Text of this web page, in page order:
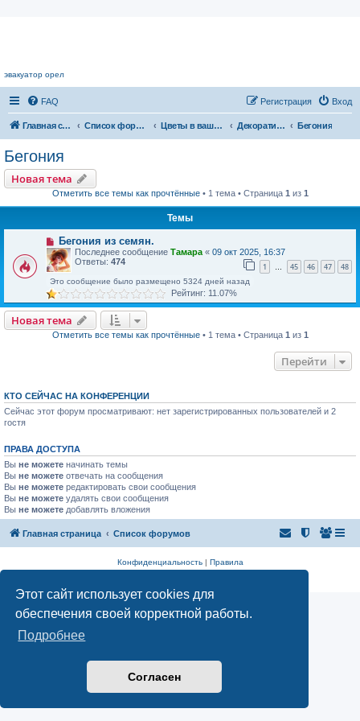
Этот сайт использует cookies для
обеспечения своей корректной работы.
Подробнее
Согласен
эвакуатор орел
FAQ Вход
Регистрация
Главная страница Список форумов Цветы в вашем доме Декоративноцветущие растения Бегония
Бегония
Новая тема
Отметить все темы как прочтённые• 1 тема • Страница 1 из 1
Темы
Бегония из семян.
Последнее сообщение Тамара « 09 окт 2025, 16:37
Ответы: 474 1 … 45 46 47 48
Это сообщение было размещено 5324 дней назад
Рейтинг: 11.07%
Новая тема
Отметить все темы как прочтённые• 1 тема • Страница 1 из 1
Перейти
КТО СЕЙЧАС НА КОНФЕРЕНЦИИ
Сейчас этот форум просматривают: нет зарегистрированных пользователей и 2
гостя
ПРАВА ДОСТУПА
Вы не можете начинать темы
Вы не можете отвечать на сообщения
Вы не можете редактировать свои сообщения
Вы не можете удалять свои сообщения
Вы не можете добавлять вложения
Главная страница Список форумов
Конфиденциальность| Правила